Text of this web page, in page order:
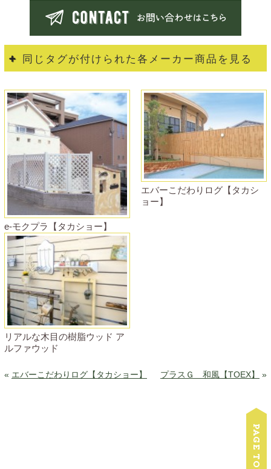
同じタグが付けられた各メーカー商品を見る
e-モクプラ【タカショー】
エバーこだわりログ【タカシ
ョー】
リアルな木目の樹脂ウッド ア
ルファウッド
« エバーこだわりログ【タカショー】 プラスＧ 和風【TOEX】 »